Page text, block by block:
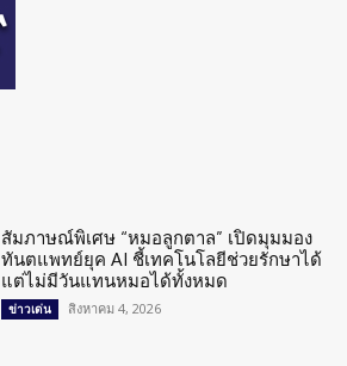
สัมภาษณ์พิเศษ “หมอลูกตาล” เปิดมุมมอง
ทันตแพทย์ยุค AI ชี้เทคโนโลยีช่วยรักษาได้
แต่ไม่มีวันแทนหมอได้ทั้งหมด
ข่าวเด่น สิงหาคม 4, 2026